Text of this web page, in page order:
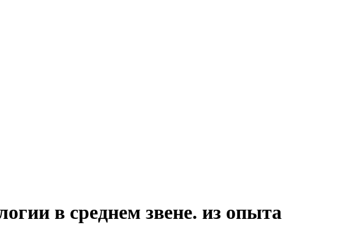
в среднем звене. из опыта